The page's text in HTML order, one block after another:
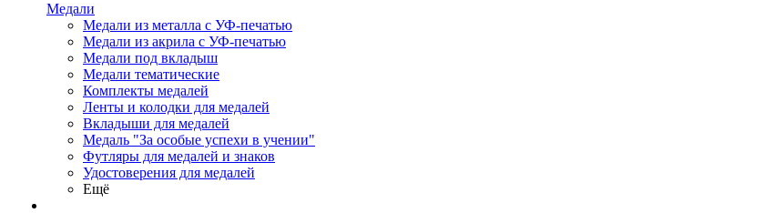
Медали
Медали из металла с УФ-печатью
Медали из акрила с УФ-печатью
Медали под вкладыш
Медали тематические
Комплекты медалей
Ленты и колодки для медалей
Вкладыши для медалей
Медаль "За особые успехи в учении"
Футляры для медалей и знаков
Удостоверения для медалей
Ещё